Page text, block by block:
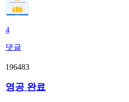
4
댓글
196483
영공 완료